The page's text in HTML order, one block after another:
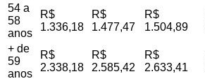
54 a
58
anos
R$
1.336,18
R$
1.477,47
R$
1.504,89
+ de
59
anos
R$
2.338,18
R$
2.585,42
R$
2.633,41